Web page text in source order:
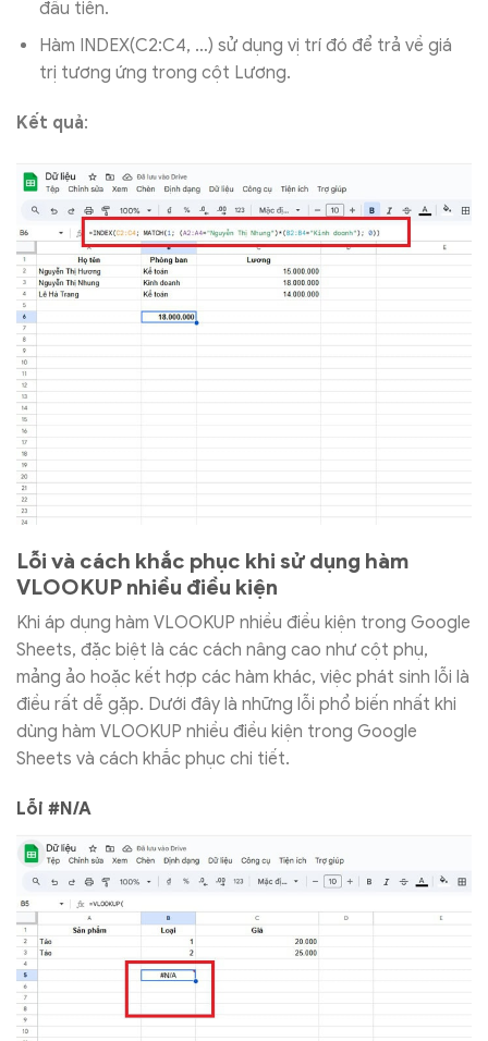
đầu tiên.
Hàm INDEX(C2:C4, …) sử dụng vị trí đó để trả về giá
trị tương ứng trong cột Lương.
Kết quả:
Lỗi và cách khắc phục khi sử dụng hàm
VLOOKUP nhiều điều kiện
Khi áp dụng hàm VLOOKUP nhiều điều kiện trong Google
Sheets, đặc biệt là các cách nâng cao như cột phụ,
mảng ảo hoặc kết hợp các hàm khác, việc phát sinh lỗi là
điều rất dễ gặp. Dưới đây là những lỗi phổ biến nhất khi
dùng hàm VLOOKUP nhiều điều kiện trong Google
Sheets và cách khắc phục chi tiết.
Lỗi #N/A